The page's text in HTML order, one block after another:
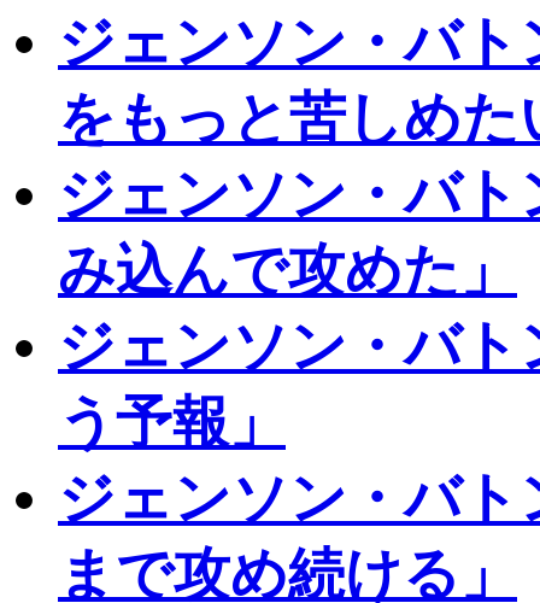
ジェンソン・バト
をもっと苦しめた
ジェンソン・バ
み込んで攻めた」
ジェンソン・バ
う予報」
ジェンソン・バ
まで攻め続ける」